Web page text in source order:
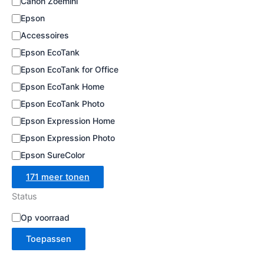
e
Epson
Accessoires
Epson EcoTank
Epson EcoTank for Office
Epson EcoTank Home
Epson EcoTank Photo
Epson Expression Home
Epson Expression Photo
Epson SureColor
171 meer tonen
Status
B
e
c
Op voorraad
Toepassen